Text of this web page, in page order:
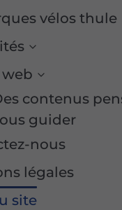
vélos thule
web
contenus
guider
nous
légales
site